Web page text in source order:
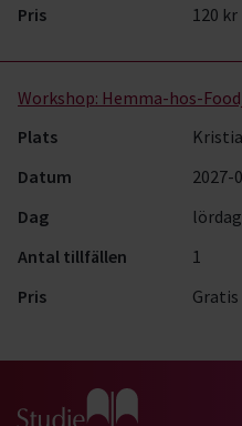
Pris
120 kr
Workshop: Hemma-hos-
Plats
Datum
2027-
Dag
Antal tillfällen
1
Pris
Gratis
Gå till studiefrämjandets